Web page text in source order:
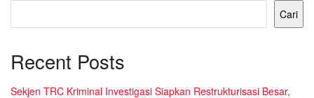
Cari
Recent Posts
Sekjen TRC Kriminal Investigasi Siapkan Restrukturisasi Besar,